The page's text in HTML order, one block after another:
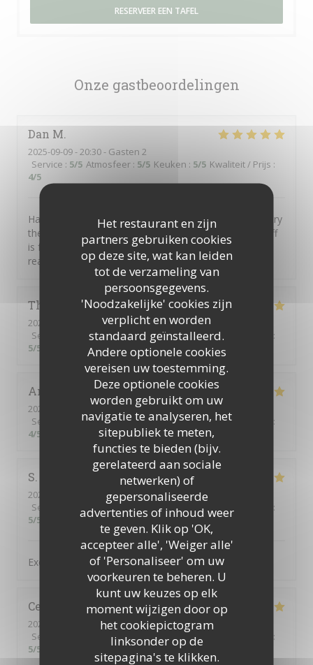
Het restaurant en zijn
partners gebruiken cookies
op deze site, wat kan leiden
tot de verzameling van
persoonsgegevens.
'Noodzakelijke' cookies zijn
verplicht en worden
standaard geïnstalleerd.
Andere optionele cookies
vereisen uw toestemming.
Deze optionele cookies
worden gebruikt om uw
navigatie te analyseren, het
sitepubliek te meten,
functies te bieden (bijv.
gerelateerd aan sociale
netwerken) of
gepersonaliseerde
advertenties of inhoud weer
te geven. Klik op 'OK,
accepteer alle', 'Weiger alle'
of 'Personaliseer' om uw
voorkeuren te beheren. U
kunt uw keuzes op elk
moment wijzigen door op
het cookiepictogram
linksonder op de
sitepagina's te klikken.
Onze gastbeoordelingen
Dan M
2025-09-09- 20:30 - Gasten 2
Service : 5/5 Atmosfeer : 5/5 Keuken : 5/5 Kwaliteit / Prijs :
4/5
Have the "Rita", a delicious pizza, with the Chianti. Or try
the Salads, we had the Tuna and it was great. The staff
is friendly and helpful, service was prompt. Price is
reasonable and English is spoken. A good meal.
Thierry H
2025-09-06
- 21:00 - Gasten 6
Service
Atmosfeer: 5/5 Keuken: 5/5 Kwaliteit / Prijs
:
5/5
Amine
2025-09-06
- 22:00 - Gasten 2
Service
/5 Atmosfeer: 4/5 Keuken: 5/5 Kwaliteit / Prijs
:
4/5
S
2025-09-05
- 20:00 - Gasten 4
Service
Atmosfeer: Keuken /5
:
5/5
Excellent et super service :-)
Cesar
2025-08-26
- 13:00 - Gasten 14
Service
Atmosfeer: 5/5 Keuken: 5 /5
:
5/5
RESERVEER EEN TAFEL